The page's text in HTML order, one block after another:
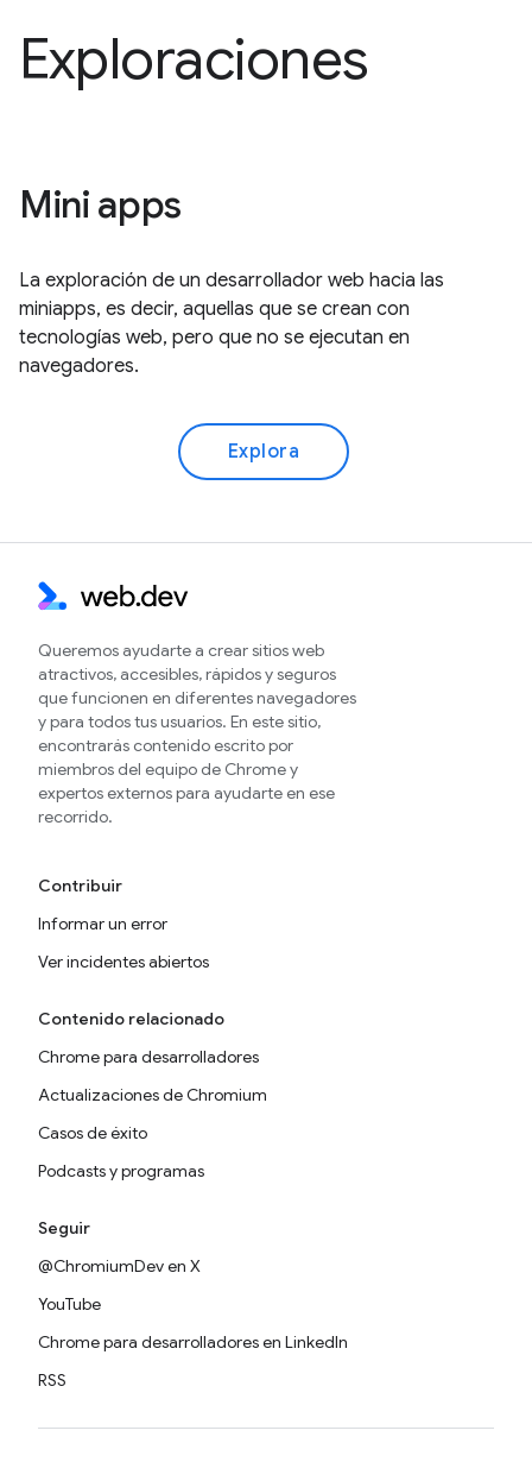
Exploraciones
Mini apps
La exploración de un desarrollador web hacia las
miniapps, es decir, aquellas que se crean con
tecnologías web, pero que no se ejecutan en
navegadores.
Explora
Queremos ayudarte a crear sitios web
atractivos, accesibles, rápidos y seguros
que funcionen en diferentes navegadores
y para todos tus usuarios. En este sitio,
encontrarás contenido escrito por
miembros del equipo de Chrome y
expertos externos para ayudarte en ese
recorrido.
Contribuir
Informar un error
Ver incidentes abiertos
Contenido relacionado
Chrome para desarrolladores
Actualizaciones de Chromium
Casos de éxito
Podcasts y programas
Seguir
@ChromiumDev en X
YouTube
Chrome para desarrolladores en LinkedIn
RSS